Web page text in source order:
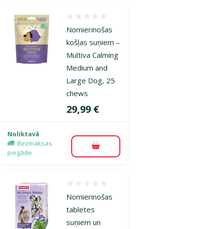
Nomierinošas
košļas suņiem –
Multiva Calming
Medium and
Large Dog, 25
chews
Cena
29,99 €
Noliktavā
Bezmaksas
piegāde
Pievienot grozam
Nomierinošas
tabletes
suņiem un